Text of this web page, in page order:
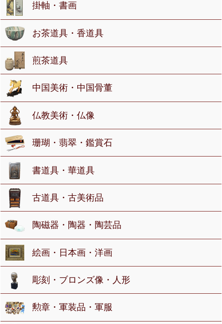
掛軸・書画
お茶道具・香道具
煎茶道具
中国美術・中国骨董
仏教美術・仏像
珊瑚・翡翠・鑑賞石
書道具・華道具
古道具・古美術品
陶磁器・陶器・陶芸品
絵画・日本画・洋画
彫刻・ブロンズ像・人形
勲章・軍装品・軍服